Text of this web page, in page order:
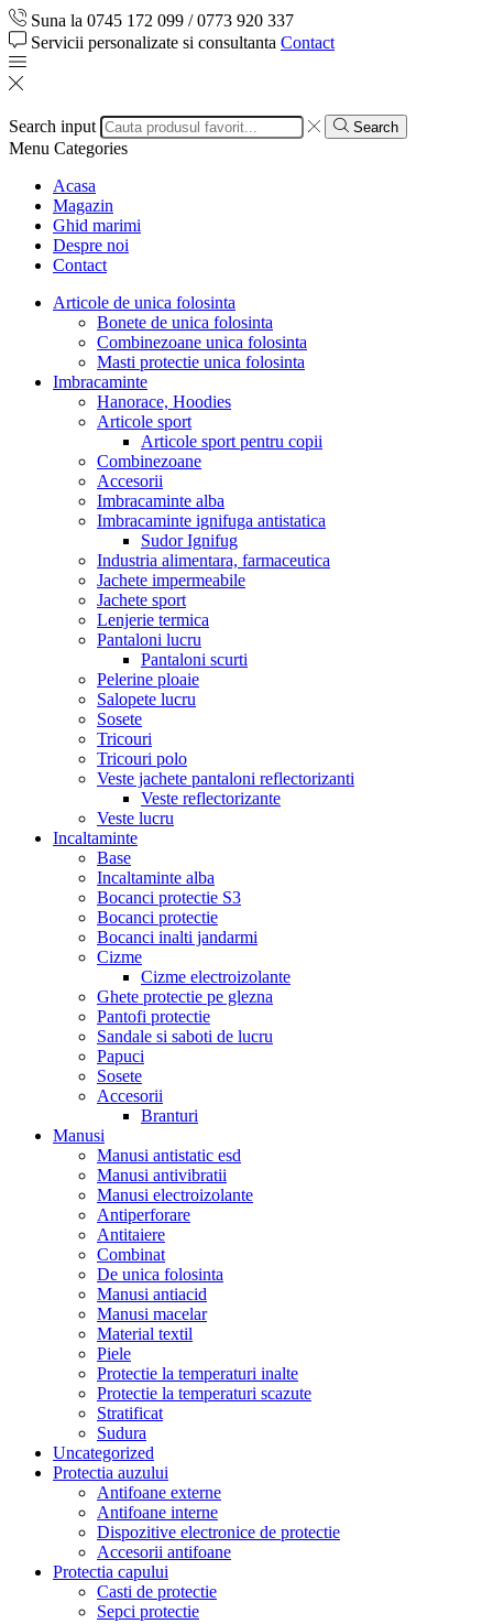
Suna la 0745 172 099 / 0773 920 337
Servicii personalizate si consultanta Contact
Search input Search
Menu Categories
Acasa
Magazin
Ghid marimi
Despre noi
Contact
Articole de unica folosinta
Bonete de unica folosinta
Combinezoane unica folosinta
Masti protectie unica folosinta
Imbracaminte
Hanorace, Hoodies
Articole sport
Articole sport pentru copii
Combinezoane
Accesorii
Imbracaminte alba
Imbracaminte ignifuga antistatica
Sudor Ignifug
Industria alimentara, farmaceutica
Jachete impermeabile
Jachete sport
Lenjerie termica
Pantaloni lucru
Pantaloni scurti
Pelerine ploaie
Salopete lucru
Sosete
Tricouri
Tricouri polo
Veste jachete pantaloni reflectorizanti
Veste reflectorizante
Veste lucru
Incaltaminte
Base
Incaltaminte alba
Bocanci protectie S3
Bocanci protectie
Bocanci inalti jandarmi
Cizme
Cizme electroizolante
Ghete protectie pe glezna
Pantofi protectie
Sandale si saboti de lucru
Papuci
Sosete
Accesorii
Branturi
Manusi
Manusi antistatic esd
Manusi antivibratii
Manusi electroizolante
Antiperforare
Antitaiere
Combinat
De unica folosinta
Manusi antiacid
Manusi macelar
Material textil
Piele
Protectie la temperaturi inalte
Protectie la temperaturi scazute
Stratificat
Sudura
Uncategorized
Protectia auzului
Antifoane externe
Antifoane interne
Dispozitive electronice de protectie
Accesorii antifoane
Protectia capului
Casti de protectie
Sepci protectie